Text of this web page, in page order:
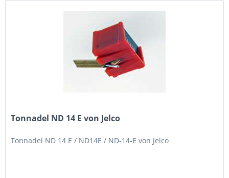
Tonnadel ND 14 E von Jelco
Tonnadel ND 14 E / ND14E / ND-14-E von Jelco